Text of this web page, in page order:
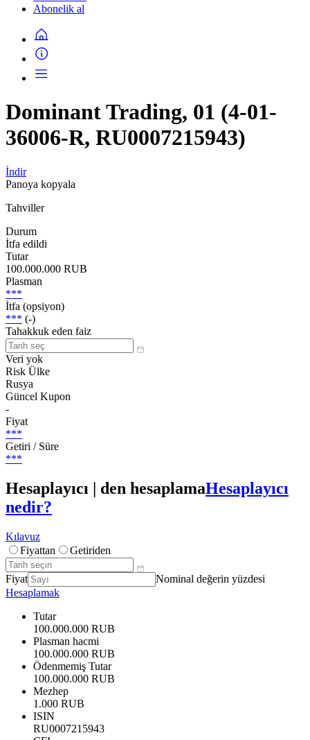
Abonelik al
Dominant Trading, 01 (4-01-
36006-R, RU0007215943)
İndir
Panoya kopyala
Tahviller
Durum
İtfa edildi
Tutar
100.000.000 RUB
Plasman
***
İtfa (opsiyon)
*** (-)
Tahakkuk eden faiz
Veri yok
Risk Ülke
Rusya
Güncel Kupon
-
Fiyat
***
Getiri / Süre
***
Hesaplayıcı | den hesaplamaHesaplayıcı
nedir?
Kılavuz
Fiyattan
Getiriden
Fiyat
Nominal değerin yüzdesi
Hesaplamak
Tutar
100.000.000 RUB
Plasman hacmi
100.000.000 RUB
Ödenmemiş Tutar
100.000.000 RUB
Mezhep
1.000 RUB
ISIN
RU0007215943